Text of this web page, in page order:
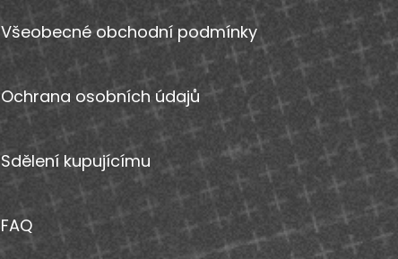
Všeobecné obchodní podmínky
Ochrana osobních údajů
Sdělení kupujícímu
FAQ